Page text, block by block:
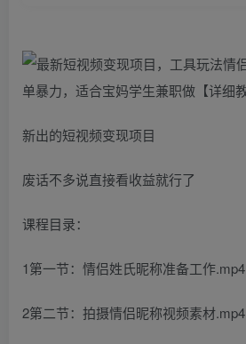
新出的短视频变现项目
废话不多说直接看收益就行了
课程目录：
1第一节：情侣姓氏昵称准备工作.mp4
2第二节：拍摄情侣昵称视频素材.mp4